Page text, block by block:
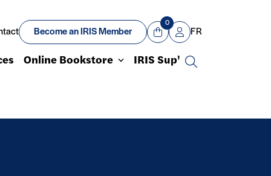
Become an IRIS Member
View Cart
0
Mon compte
FR
Online Bookstore IRIS Sup'
Search